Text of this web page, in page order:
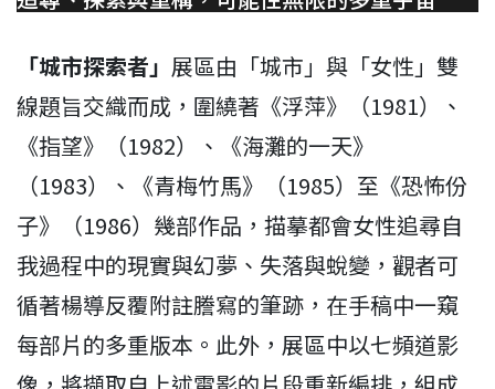
「城市探索者」 展區由「城市」與「女性」雙
線題旨交織而成，圍繞著《浮萍》（1981）、
《指望》（1982）、《海灘的一天》
（1983）、《青梅竹馬》（1985）至《恐怖份
子》（1986）幾部作品，描摹都會女性追尋自
我過程中的現實與幻夢、失落與蛻變，觀者可
循著楊導反覆附註謄寫的筆跡，在手稿中一窺
每部片的多重版本。此外，展區中以七頻道影